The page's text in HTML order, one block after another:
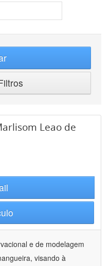
Leao de
e de modelagem
visando à